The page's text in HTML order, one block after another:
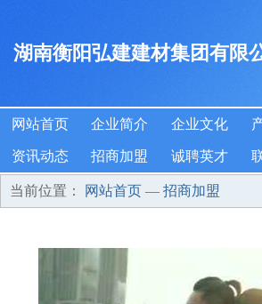
湖南衡阳弘建建材集团有限
网站首页 企业简介 企业文化
资讯动态 招商加盟 诚聘英才
当前位置： 网站首页 — 招商加盟